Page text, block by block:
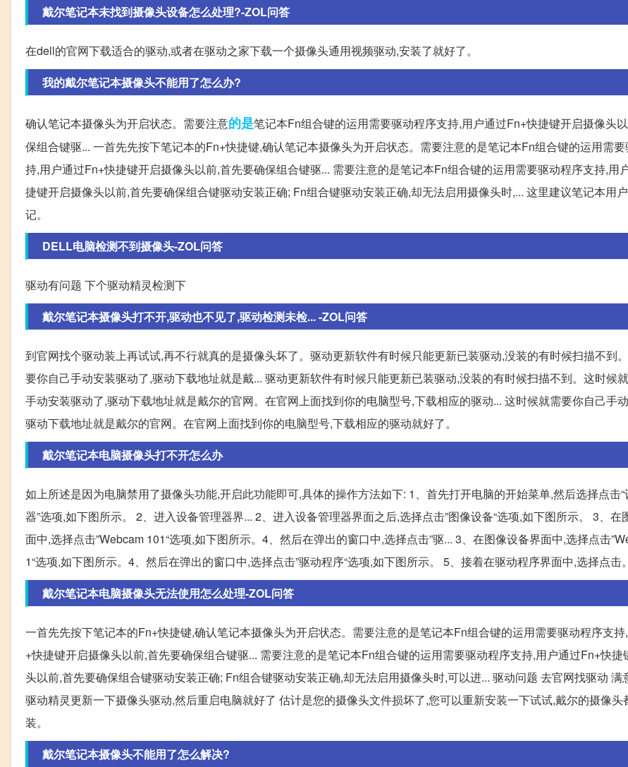
戴尔笔记本未找到摄像头设备怎么处理?-ZOL问答
在dell的官网下载适合的驱动,或者在驱动之家下载一个摄像头通用视频驱动,安装了就好了。
我的戴尔笔记本摄像头不能用了怎么办?
确认笔记本摄像头为开启状态。需要注意的是笔记本Fn组合键的运用需要驱动程序支持,用户通过Fn+快捷键开启摄像头
保组合键驱... 一首先先按下笔记本的Fn+快捷键,确认笔记本摄像头为开启状态。需要注意的是笔记本Fn组合键的运用需
持,用户通过Fn+快捷键开启摄像头以前,首先要确保组合键驱... 需要注意的是笔记本Fn组合键的运用需要驱动程序支持,用
捷键开启摄像头以前,首先要确保组合键驱动安装正确; Fn组合键驱动安装正确,却无法启用摄像头时,... 这里建议笔记本用
记。
DELL电脑检测不到摄像头-ZOL问答
驱动有问题 下个驱动精灵检测下
戴尔笔记本摄像头打不开,驱动也不见了,驱动检测未检... -ZOL问答
到官网找个驱动装上再试试,再不行就真的是摄像头坏了。驱动更新软件有时候只能更新已装驱动,没装的有时候扫描不到
要你自己手动安装驱动了,驱动下载地址就是戴... 驱动更新软件有时候只能更新已装驱动,没装的有时候扫描不到。这时候
手动安装驱动了,驱动下载地址就是戴尔的官网。在官网上面找到你的电脑型号,下载相应的驱动... 这时候就需要你自己手
驱动下载地址就是戴尔的官网。在官网上面找到你的电脑型号,下载相应的驱动就好了。
戴尔笔记本电脑摄像头打不开怎么办
如上所述是因为电脑禁用了摄像头功能,开启此功能即可,具体的操作方法如下: 1、首先打开电脑的开始菜单,然后选择点击“
器”选项,如下图所示。 2、进入设备管理器界... 2、进入设备管理器界面之后,选择点击”图像设备“选项,如下图所示。 3、在
面中,选择点击”Webcam 101“选项,如下图所示。4、然后在弹出的窗口中,选择点击”驱... 3、在图像设备界面中,选择点击
1“选项,如下图所示。4、然后在弹出的窗口中,选择点击”驱动程序“选项,如下图所示。 5、接着在驱动程序界面中,选择点击。
戴尔笔记本电脑摄像头无法使用怎么处理-ZOL问答
一首先先按下笔记本的Fn+快捷键,确认笔记本摄像头为开启状态。需要注意的是笔记本Fn组合键的运用需要驱动程序支
+快捷键开启摄像头以前,首先要确保组合键驱... 需要注意的是笔记本Fn组合键的运用需要驱动程序支持,用户通过Fn+快捷
头以前,首先要确保组合键驱动安装正确; Fn组合键驱动安装正确,却无法启用摄像头时,可以进... 驱动问题 去官网找驱动 满
驱动精灵更新一下摄像头驱动,然后重启电脑就好了 估计是您的摄像头文件损坏了,您可以重新安装一下试试,戴尔的摄像头
装。
戴尔笔记本摄像头不能用了怎么解决?